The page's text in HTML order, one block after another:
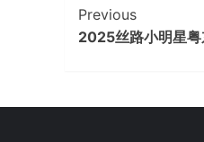
Continue
Reading
Previous
2025丝路小明星